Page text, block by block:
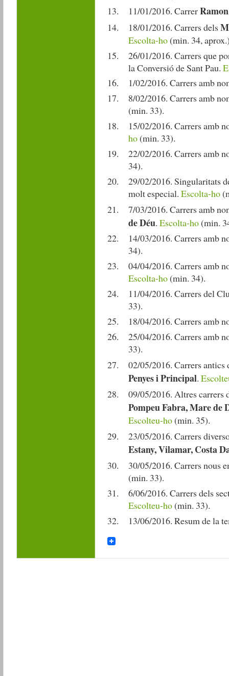
11/01/2016. Carrer
18/01/2016. Carrers dels
Escolta-ho(min. 34,
26/01/2016. Carrers que
la Conversió de Sant Pau.
1/02/2016. Carrers amb
8/02/2016. Carrers amb
(min. 33).
15/02/2016. Carrers amb
ho(min. 33).
22/02/2016. Carrers amb
34).
29/02/2016. Singularitats
molt especial. Escolta-ho
7/03/2016. Carrers amb
de Déu. Escolta-ho(min.
14/03/2016. Carrers amb
34).
04/04/2016. Carrers amb
Escolta-ho(min. 34).
11/04/2016. Carrers del
33).
18/04/2016. Carrers amb
25/04/2016. Carrers amb
33).
02/05/2016. Carrers
Penyes i Principal.
09/05/2016. Altres carrers
Pompeu Fabra, Mare de
Escolteu-ho(min. 35).
23/05/2016. Carrers
Estany, Vilamar, Costa
30/05/2016. Carrers nous
(min. 33).
6/06/2016. Carrers dels
Escolteu-ho(min. 33).
13/06/2016. Resum de la